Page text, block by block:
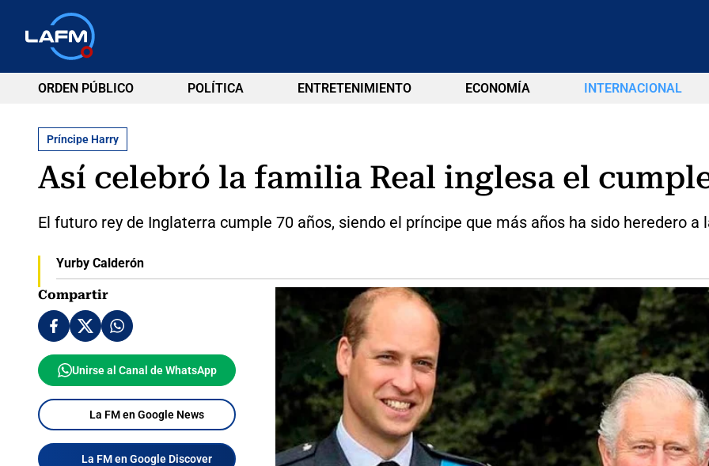
ORDEN PÚBLICO POLÍTICA ENTRETENIMIENTO ECONOMÍA INTERNACIONAL
Príncipe Harry
Así celebró la familia Real inglesa el
El futuro rey de Inglaterra cumple 70 años, siendo el príncipe que más años ha sido heredero
Yurby Calderón
Compartir
Unirse al Canal de WhatsApp
La FM en Google News
La FM en Google Discover